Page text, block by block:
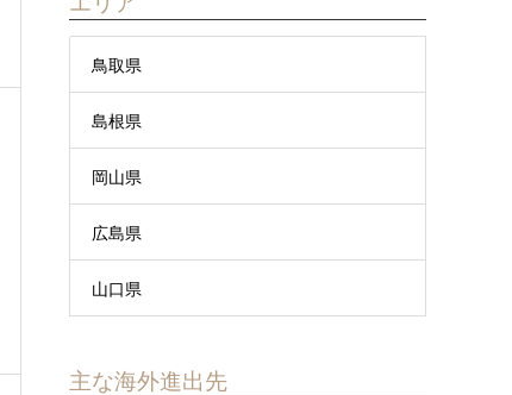
鳥取県
島根県
岡山県
広島県
山口県
主な海外進出先